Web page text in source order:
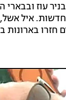
עוז ובבארי
אבן הפינה ל-1,000
"הרבה אנשים